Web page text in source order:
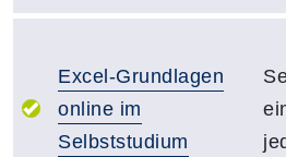
Excel-Grundlagen
online im
Selbststudium